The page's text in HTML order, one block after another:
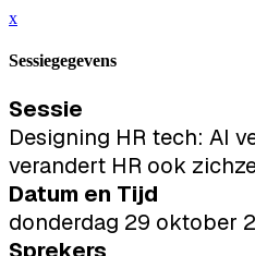
x
Sessiegegevens
Sessie
Designing HR tech: AI
verandert HR ook
Datum en Tijd
donderdag 29 oktober
Sprekers